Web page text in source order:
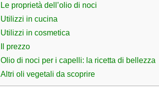
Le proprietà dell’olio di noci
Utilizzi in cucina
Utilizzi in cosmetica
Il prezzo
Olio di noci per i capelli: la ricetta di bellezza
Altri oli vegetali da scoprire